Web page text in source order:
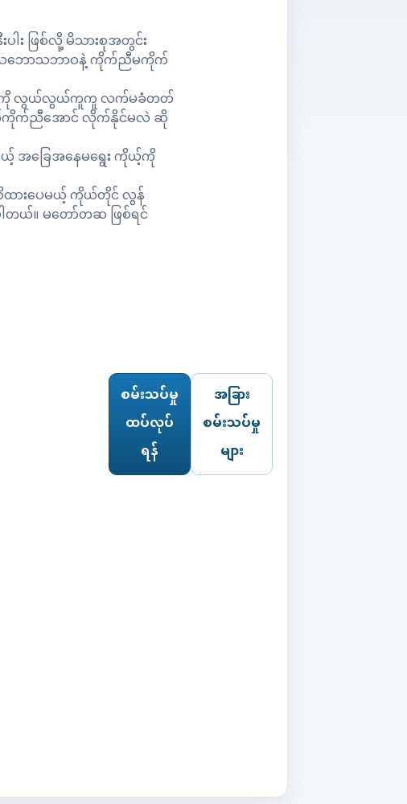
း ဖြစ်လို့ မိသားစုအတွင်း
သဘောသဘာဝနဲ့ ကိုက်ညီမကိုက်
ေးကို လွယ်လွယ်ကူကူ လက်မခံတတ်
ကိုက်ညီအောင် လိုက်နိုင်မလဲ ဆို
အခြေအနေမရွေး ကိုယ့်ကို
ားပေမယ့် ကိုယ်တိုင် လွန်
ယ်။ မတော်တဆ ဖြစ်ရင်
စမ်းသပ်မှု
ထပ်လုပ်
ရန်
အခြား
စမ်းသပ်မှု
များ